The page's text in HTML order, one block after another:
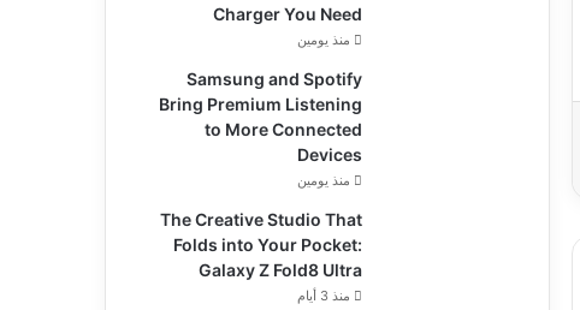
Charger You Need
منذ يومين
Samsung and Spotify
Bring Premium Listening
to More Connected
Devices
منذ يومين
The Creative Studio That
Folds into Your Pocket:
Galaxy Z Fold8 Ultra
منذ 3 أيام